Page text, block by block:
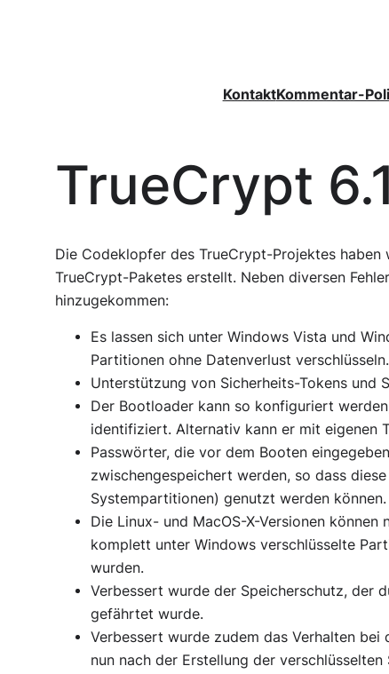
KontaktKommentar-
TrueCrypt
Die Codeklopfer des TrueCrypt-Projektes
TrueCrypt-Paketes erstellt. Neben diversen
hinzugekommen:
Es lassen sich unter Windows Vista und
Partitionen ohne Datenverlust verschlüsseln.
Unterstützung von Sicherheits-Tokens und
Der Bootloader kann so konfiguriert
identifiziert. Alternativ kann er mit eigenen
Passwörter, die vor dem Booten
zwischengespeichert werden, so dass
Systempartitionen) genutzt werden können.
Die Linux- und MacOS-X-Versionen
komplett unter Windows verschlüsselte
wurden.
Verbessert wurde der Speicherschutz, der
gefährtet wurde.
Verbessert wurde zudem das Verhalten
nun nach der Erstellung der